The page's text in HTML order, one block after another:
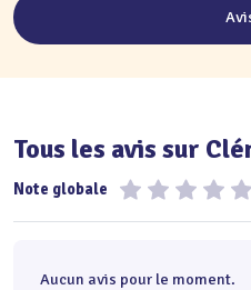
Tous les avis sur
Note globale
Aucun avis pour le moment.